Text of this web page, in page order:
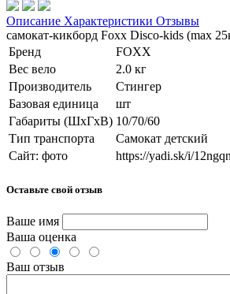
Описание Характеристики Отзывы
самокат-кикборд Foxx Disco-kids (max
Бренд
FOXX
Вес вело
2.0 кг
Производитель
Стингер
Базовая единица
шт
Габариты (ШхГхВ) 10/70/60
Тип транспорта
Самокат детский
Сайт: фото
https://yadi.sk/i/
Оставьте свой отзыв
Ваше имя
Ваша оценка
Ваш отзыв